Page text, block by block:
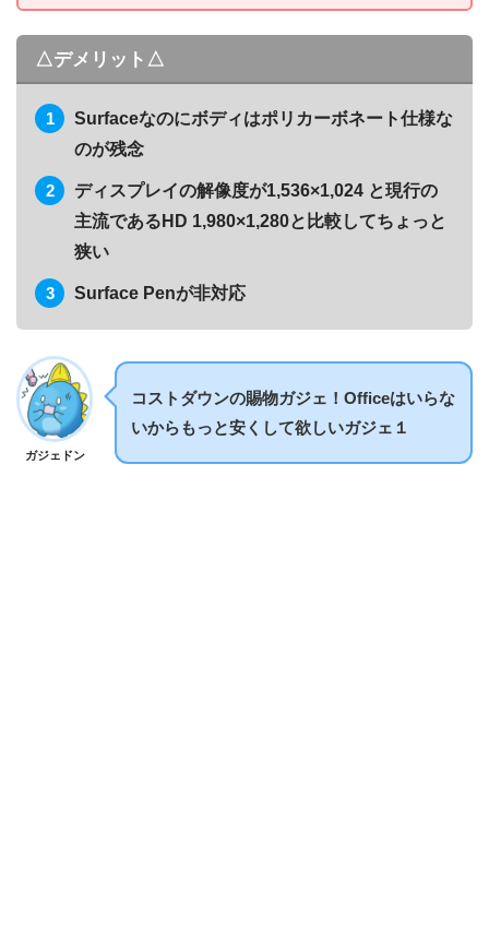
△デメリット△
Surfaceなのにボディはポリカーボネート仕様な
のが残念
ディスプレイの解像度が1,536×1,024 と現行の
主流であるHD 1,980×1,280と比較してちょっと
狭い
Surface Penが非対応
ガジェドン
コストダウンの賜物ガジェ！Officeはいらな
いからもっと安くして欲しいガジェ１